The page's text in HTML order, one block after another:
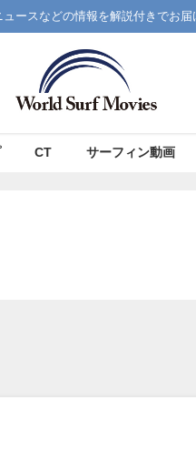
ースなどの情報を解説付きでお
CT サーフィン動画